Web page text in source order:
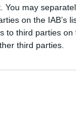
You may
on the IAB’s
to third parties on
third parties.